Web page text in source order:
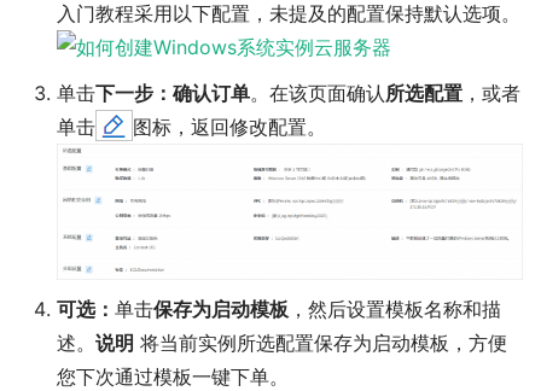
入门教程采用以下配置，未提及的配置保持默认选项。
单击下一步：确认订单。在该页面确认所选配置 ，或者
单击
图标，返回修改配置。
可选： 单击保存为启动模板 ，然后设置模板名称和描
述。 说明 将当前实例所选配置保存为启动模板，方便
您下次通过模板一键下单。